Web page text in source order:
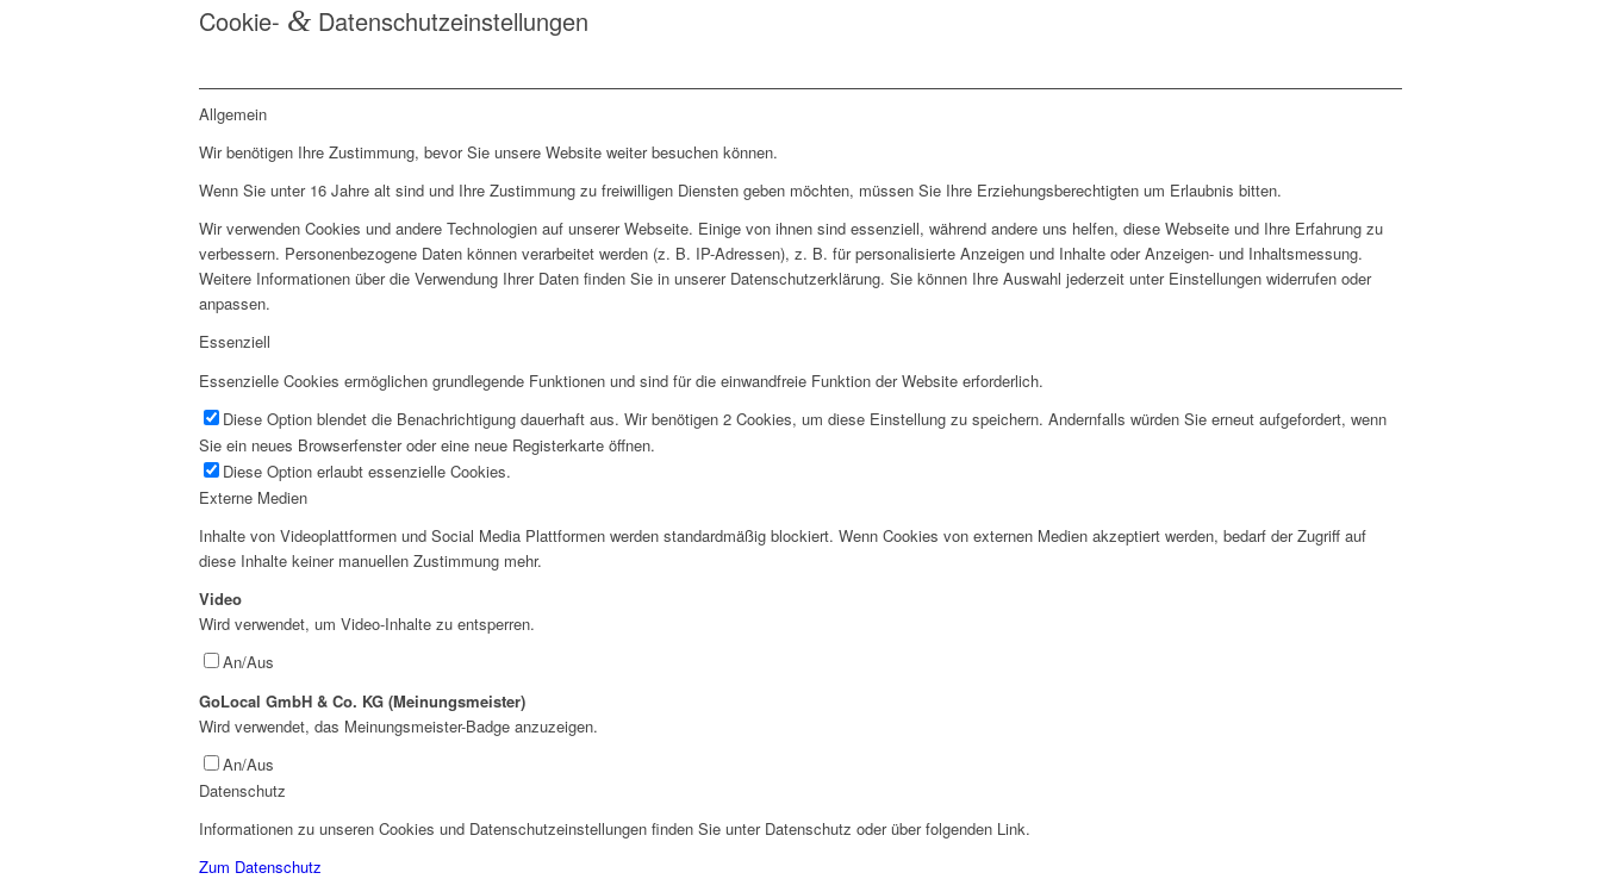
Cookie- & Datenschutzeinstellungen
Allgemein
Wir benötigen Ihre Zustimmung, bevor Sie unsere Website weiter besuchen können.
Wenn Sie unter 16 Jahre alt sind und Ihre Zustimmung zu freiwilligen Diensten geben möchten, müssen Sie Ihre Erziehungsberechtigten um Erlaubnis bitten.
Wir verwenden Cookies und andere Technologien auf unserer Webseite. Einige von ihnen sind essenziell, während andere uns helfen, diese Webseite und Ihre Erfahrung zu
verbessern. Personenbezogene Daten können verarbeitet werden (z. B. IP-Adressen), z. B. für personalisierte Anzeigen und Inhalte oder Anzeigen- und Inhaltsmessung.
Weitere Informationen über die Verwendung Ihrer Daten finden Sie in unserer Datenschutzerklärung. Sie können Ihre Auswahl jederzeit unter Einstellungen widerrufen oder
anpassen.
Essenziell
Essenzielle Cookies ermöglichen grundlegende Funktionen und sind für die einwandfreie Funktion der Website erforderlich.
Diese Option blendet die Benachrichtigung dauerhaft aus. Wir benötigen 2 Cookies, um diese Einstellung zu speichern. Andernfalls würden Sie erneut aufgefordert, wenn
Sie ein neues Browserfenster oder eine neue Registerkarte öffnen.
Diese Option erlaubt essenzielle Cookies.
Externe Medien
Inhalte von Videoplattformen und Social Media Plattformen werden standardmäßig blockiert. Wenn Cookies von externen Medien akzeptiert werden, bedarf der Zugriff auf
diese Inhalte keiner manuellen Zustimmung mehr.
Video
Wird verwendet, um Video-Inhalte zu entsperren.
An/Aus
GoLocal GmbH & Co. KG (Meinungsmeister)
Wird verwendet, das Meinungsmeister-Badge anzuzeigen.
An/Aus
Datenschutz
Informationen zu unseren Cookies und Datenschutzeinstellungen finden Sie unter Datenschutz oder über folgenden Link.
Zum Datenschutz